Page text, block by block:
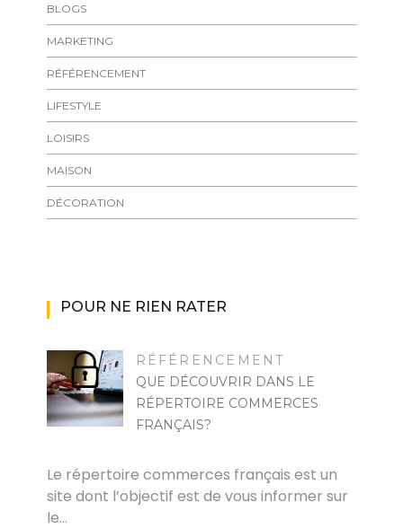
BLOGS
MARKETING
RÉFÉRENCEMENT
LIFESTYLE
LOISIRS
MAISON
DÉCORATION
POUR NE RIEN RATER
RÉFÉRENCEMENT
QUE DÉCOUVRIR DANS LE
RÉPERTOIRE COMMERCES
FRANÇAIS?
Le répertoire commerces français est un
site dont l’objectif est de vous informer sur
le…